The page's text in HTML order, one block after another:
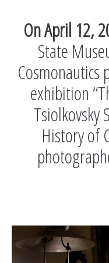
On April 12,
State
Cosmonautics
exhibition
Tsiolkovsky
History of